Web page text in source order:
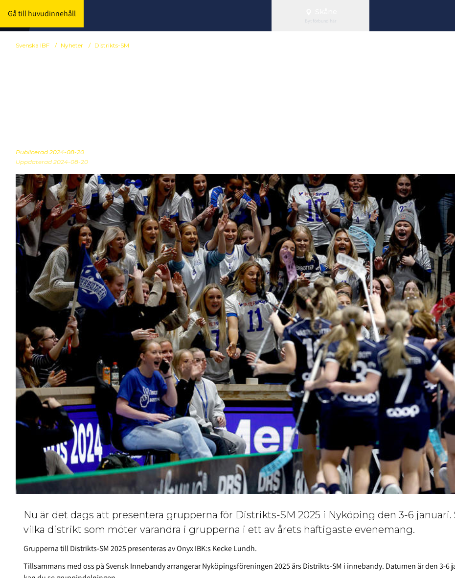
Gå till huvudinnehåll
Byt förbund här
Svenska IBF / Nyheter / Distrikts-SM
Publicerad 2024-08-20
Uppdaterad 2024-08-20
Nu är det dags att presentera grupperna för Distrikts-SM 2025 i Nyköping den 3-6 januari.
vilka distrikt som möter varandra i grupperna i ett av årets häftigaste evenemang.
Grupperna till Distrikts-SM 2025 presenteras av Onyx IBK:s Kecke Lundh.
Tillsammans med oss på Svensk Innebandy arrangerar Nyköpingsföreningen 2025 års Distrikts-SM i innebandy. Datumen är den 3-6